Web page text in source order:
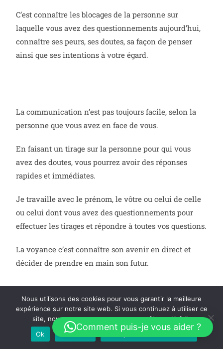
C’est connaître les blocages de la personne sur
laquelle vous avez des questionnements aujourd’hui,
connaître ses peurs, ses doutes, sa façon de penser
ainsi que ses intentions à votre égard.
La communication n’est pas toujours facile, selon la
personne que vous avez en face de vous.
En faisant un tirage sur la personne pour qui vous
avez des doutes, vous pourrez avoir des réponses
rapides et immédiates.
Je travaille avec le prénom, le vôtre ou celui de celle
ou celui dont vous avez des questionnements pour
effectuer les tirages et répondre à toutes vos questions.
La voyance c’est connaître son avenir en direct et
décider de prendre en main son futur.
Je fais aussi de la clairvoyance sur photo.
Vous pouvez, si vous le souhaitez, me transmettre des
Comment puis-je vous aider ?
Nous utilisons des cookies pour vous garantir la meilleure
expérience sur notre site web. Si vous continuez à utiliser ce
site, nous supposerons que vous en êtes satisfait.
Ok
Je refuse Politique de confidentialité